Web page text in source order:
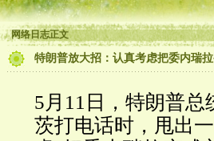
网络日志正文
特朗普放大招：认真考虑把委内瑞拉
5月11日，特朗普总
茨打电话时，甩出